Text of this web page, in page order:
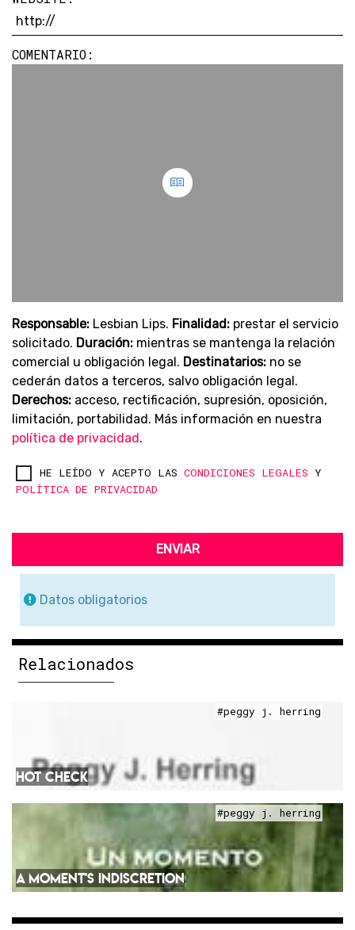
COMENTARIO:
Responsable: Lesbian Lips. Finalidad: prestar el servicio
solicitado. Duración: mientras se mantenga la relación
comercial u obligación legal. Destinatarios: no se
cederán datos a terceros, salvo obligación legal.
Derechos: acceso, rectificación, supresión, oposición,
limitación, portabilidad. Más información en nuestra
política de privacidad.
HE LEÍDO Y ACEPTO LAS CONDICIONES LEGALES Y
POLÍTICA DE PRIVACIDAD
ENVIAR
Datos obligatorios
Relacionados
#peggy j. herring
HOT CHECK
#peggy j. herring
A MOMENT'S INDISCRETION